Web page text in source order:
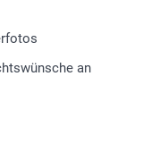
an